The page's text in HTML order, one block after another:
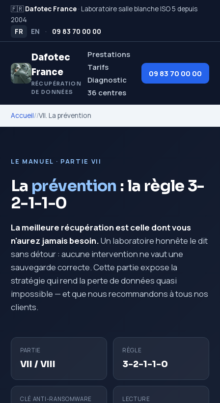
🇫🇷Dafotec France · Laboratoire salle blanche ISO 5 depuis
2004
FR
EN · 09 83 70 00 00
Dafotec
France
RÉCUPÉRATION
DE DONNÉES
Prestations
Tarifs
Diagnostic
36 centres
09 83 70 00 00
Accueil//VII. La prévention
LE MANUEL · PARTIE VII
La prévention : la règle 3-
2-1-1-0
La meilleure récupération est celle dont vous
n'aurez jamais besoin.Un laboratoire honnête le dit
sans détour : aucune intervention ne vaut une
sauvegarde correcte. Cette partie expose la
stratégie qui rend la perte de données quasi
impossible — et que nous recommandons à tous nos
clients.
PARTIE
VII / VIII
RÈGLE
3-2-1-1-0
CLÉ ANTI-RANSOMWARE LECTURE